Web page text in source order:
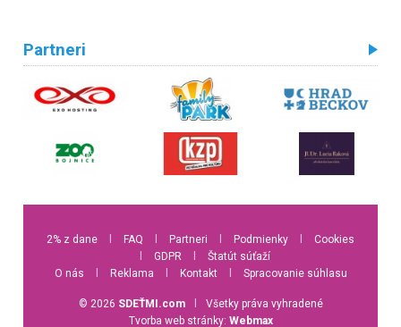
Partneri
2% z dane FAQ Partneri Podmienky
Cookies
GDPR
Štatút súťaží
O nás
Reklama Kontakt Spracovanie súhlasu
© 2026 SDEŤMI.com
Všetky práva vyhradené
Tvorba web stránky: Webmax